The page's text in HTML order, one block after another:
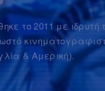
το 2011 με
& Αμερική).